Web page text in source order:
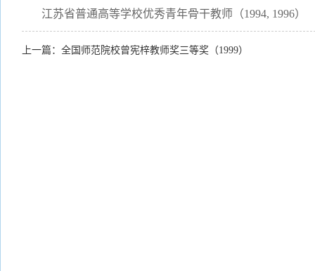
江苏省普通高等学校优秀青年骨干教师（1994, 1996）
上一篇： 全国师范院校曾宪梓教师奖三等奖（1999）